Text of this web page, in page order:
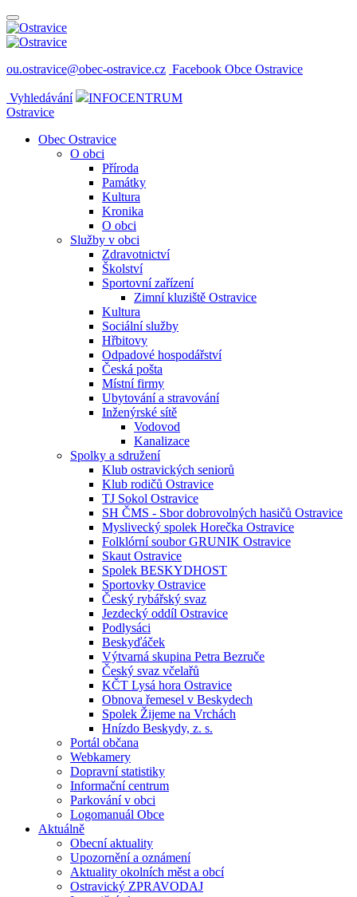
ou.ostravice@obec-ostravice.cz Facebook Obce Ostravice
Vyhledávání
INFOCENTRUM
Ostravice
Obec Ostravice
O obci
Příroda
Památky
Kultura
Kronika
O obci
Služby v obci
Zdravotnictví
Školství
Sportovní zařízení
Zimní kluziště Ostravice
Kultura
Sociální služby
Hřbitovy
Odpadové hospodářství
Česká pošta
Místní firmy
Ubytování a stravování
Inženýrské sítě
Vodovod
Kanalizace
Spolky a sdružení
Klub ostravických seniorů
Klub rodičů Ostravice
TJ Sokol Ostravice
SH ČMS - Sbor dobrovolných hasičů Ostravice
Myslivecký spolek Horečka Ostravice
Folklórní soubor GRUNIK Ostravice
Skaut Ostravice
Spolek BESKYDHOST
Sportovky Ostravice
Český rybářský svaz
Jezdecký oddíl Ostravice
Podlysáci
Beskyďáček
Výtvarná skupina Petra Bezruče
Český svaz včelařů
KČT Lysá hora Ostravice
Obnova řemesel v Beskydech
Spolek Žijeme na Vrchách
Hnízdo Beskydy, z. s.
Portál občana
Webkamery
Dopravní statistiky
Informační centrum
Parkování v obci
Logomanuál Obce
Aktuálně
Obecní aktuality
Upozornění a oznámení
Aktuality okolních měst a obcí
Ostravický ZPRAVODAJ